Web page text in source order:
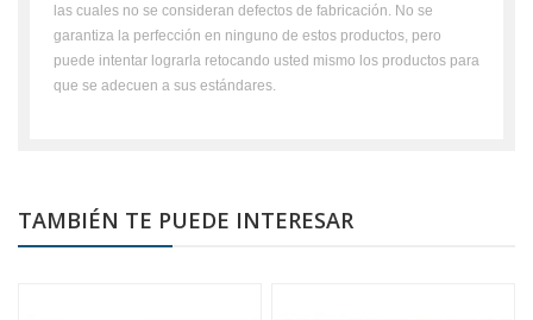
las cuales no se consideran defectos de fabricación. No se
garantiza la perfección en ninguno de estos productos, pero
puede intentar lograrla retocando usted mismo los productos para
que se adecuen a sus estándares.
TAMBIÉN TE PUEDE INTERESAR